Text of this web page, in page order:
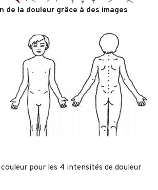
de la douleur grâce à des images
pour les 4 intensités de douleur